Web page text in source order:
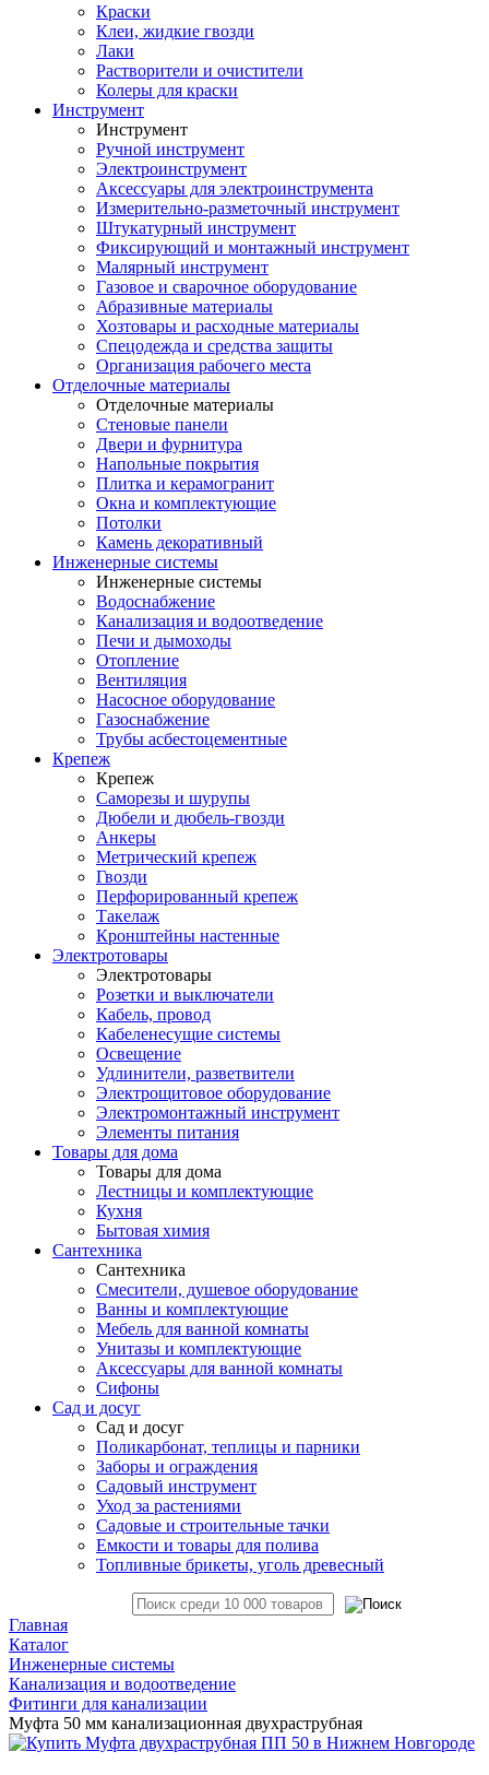
Краски
Клеи, жидкие гвозди
Лаки
Растворители и очистители
Колеры для краски
Инструмент
Инструмент
Ручной инструмент
Электроинструмент
Аксессуары для электроинструмента
Измерительно-разметочный инструмент
Штукатурный инструмент
Фиксирующий и монтажный инструмент
Малярный инструмент
Газовое и сварочное оборудование
Абразивные материалы
Хозтовары и расходные материалы
Спецодежда и средства защиты
Организация рабочего места
Отделочные материалы
Отделочные материалы
Стеновые панели
Двери и фурнитура
Напольные покрытия
Плитка и керамогранит
Окна и комплектующие
Потолки
Камень декоративный
Инженерные системы
Инженерные системы
Водоснабжение
Канализация и водоотведение
Печи и дымоходы
Отопление
Вентиляция
Насосное оборудование
Газоснабжение
Трубы асбестоцементные
Крепеж
Крепеж
Саморезы и шурупы
Дюбели и дюбель-гвозди
Анкеры
Метрический крепеж
Гвозди
Перфорированный крепеж
Такелаж
Кронштейны настенные
Электротовары
Электротовары
Розетки и выключатели
Кабель, провод
Кабеленесущие системы
Освещение
Удлинители, разветвители
Электрощитовое оборудование
Электромонтажный инструмент
Элементы питания
Товары для дома
Товары для дома
Лестницы и комплектующие
Кухня
Бытовая химия
Сантехника
Сантехника
Смесители, душевое оборудование
Ванны и комплектующие
Мебель для ванной комнаты
Унитазы и комплектующие
Аксессуары для ванной комнаты
Сифоны
Сад и досуг
Сад и досуг
Поликарбонат, теплицы и парники
Заборы и ограждения
Садовый инструмент
Уход за растениями
Садовые и строительные тачки
Емкости и товары для полива
Топливные брикеты, уголь древесный
Главная
Каталог
Инженерные системы
Канализация и водоотведение
Фитинги для канализации
Муфта 50 мм канализационная двухраструбная